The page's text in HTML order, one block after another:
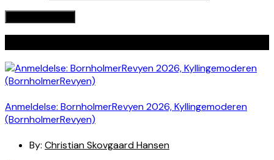
Anmeldelse: BornholmerRevyen 2026, Kyllingemoderen
(BornholmerRevyen)
By: Christian Skovgaard Hansen